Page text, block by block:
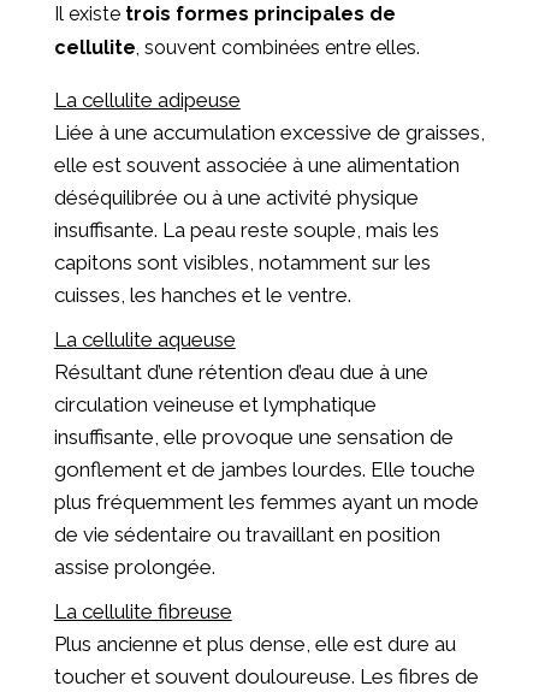
Il existe trois formes principales de
cellulite, souvent combinées entre elles.
La cellulite adipeuse
Liée à une accumulation excessive de graisses,
elle est souvent associée à une alimentation
déséquilibrée ou à une activité physique
insuffisante. La peau reste souple, mais les
capitons sont visibles, notamment sur les
cuisses, les hanches et le ventre.
La cellulite aqueuse
Résultant d’une rétention d’eau due à une
circulation veineuse et lymphatique
insuffisante, elle provoque une sensation de
gonflement et de jambes lourdes. Elle touche
plus fréquemment les femmes ayant un mode
de vie sédentaire ou travaillant en position
assise prolongée.
La cellulite fibreuse
Plus ancienne et plus dense, elle est dure au
toucher et souvent douloureuse. Les fibres de